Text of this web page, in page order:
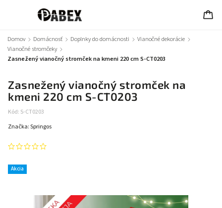
Domov / Domácnosť / Doplnky do domácnosti / Vianočné dekorácie /
Vianočné stromčeky /
Zasnežený vianočný stromček na kmeni 220 cm S-CT0203
Zasnežený vianočný stromček na
kmeni 220 cm S-CT0203
Kód: S-CT0203
Akcia
Značka:Springos